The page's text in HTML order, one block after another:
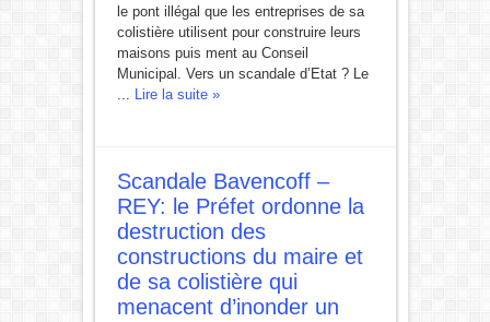
le pont illégal que les entreprises de sa
colistière utilisent pour construire leurs
maisons puis ment au Conseil
Municipal. Vers un scandale d’Etat ? Le
... Lire la suite »
Scandale Bavencoff –
REY: le Préfet ordonne la
destruction des
constructions du maire et
de sa colistière qui
menacent d’inonder un